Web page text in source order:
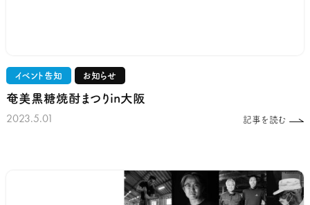
イベント告知 お知らせ
奄美黒糖焼酎まつりin大阪
2023.5.01 記事を読む